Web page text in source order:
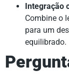
Integração
Combine o
para um
equilibrado.